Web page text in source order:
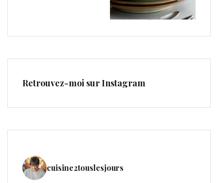
Retrouvez-moi sur Instagram
cuisine2touslesjours